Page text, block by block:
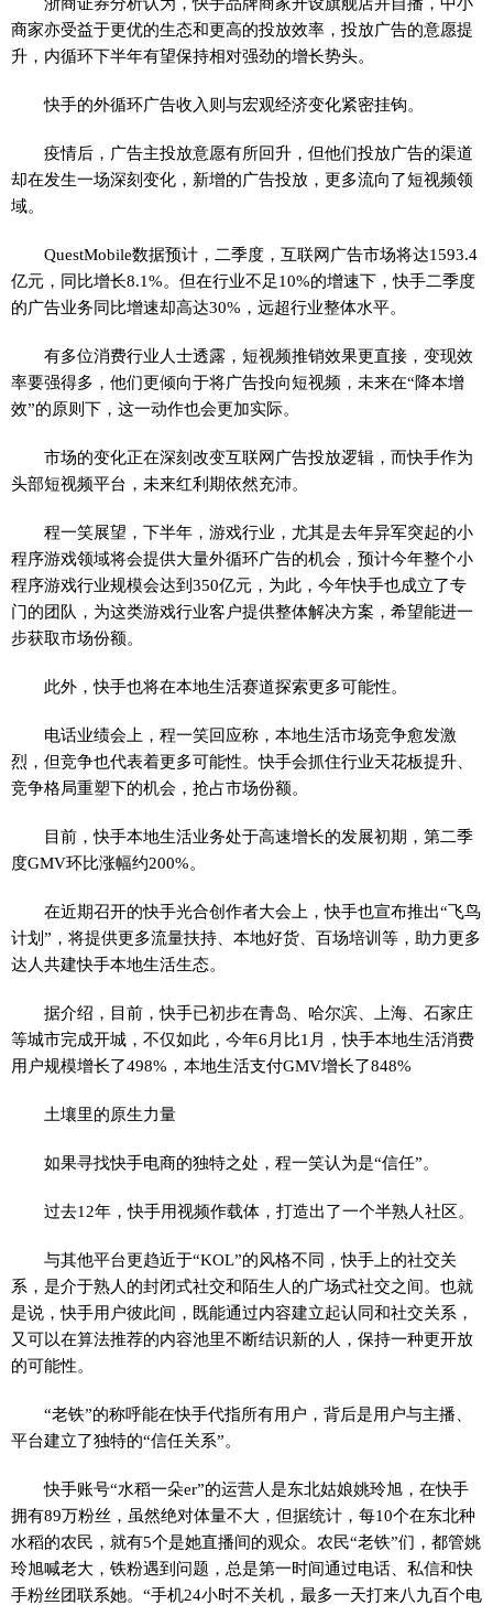
商家亦受益于更优的生态和更高的投放效率，投放广告的意愿提
升，内循环下半年有望保持相对强劲的增长势头。
快手的外循环广告收入则与宏观经济变化紧密挂钩。
疫情后，广告主投放意愿有所回升，但他们投放广告的渠道
却在发生一场深刻变化，新增的广告投放，更多流向了短视频领
域。
QuestMobile数据预计，二季度，互联网广告市场将达1593.4
亿元，同比增长8.1%。但在行业不足10%的增速下，快手二季度
的广告业务同比增速却高达30%，远超行业整体水平。
有多位消费行业人士透露，短视频推销效果更直接，变现效
率要强得多，他们更倾向于将广告投向短视频，未来在“降本增
效”的原则下，这一动作也会更加实际。
市场的变化正在深刻改变互联网广告投放逻辑，而快手作为
头部短视频平台，未来红利期依然充沛。
程一笑展望，下半年，游戏行业，尤其是去年异军突起的小
程序游戏领域将会提供大量外循环广告的机会，预计今年整个小
程序游戏行业规模会达到350亿元，为此，今年快手也成立了专
门的团队，为这类游戏行业客户提供整体解决方案，希望能进一
步获取市场份额。
此外，快手也将在本地生活赛道探索更多可能性。
电话业绩会上，程一笑回应称，本地生活市场竞争愈发激
烈，但竞争也代表着更多可能性。快手会抓住行业天花板提升、
竞争格局重塑下的机会，抢占市场份额。
目前，快手本地生活业务处于高速增长的发展初期，第二季
度GMV环比涨幅约200%。
在近期召开的快手光合创作者大会上，快手也宣布推出“飞鸟
计划”，将提供更多流量扶持、本地好货、百场培训等，助力更多
达人共建快手本地生活生态。
据介绍，目前，快手已初步在青岛、哈尔滨、上海、石家庄
等城市完成开城，不仅如此，今年6月比1月，快手本地生活消费
用户规模增长了498%，本地生活支付GMV增长了848%
土壤里的原生力量
如果寻找快手电商的独特之处，程一笑认为是“信任”。
过去12年，快手用视频作载体，打造出了一个半熟人社区。
与其他平台更趋近于“KOL”的风格不同，快手上的社交关
系，是介于熟人的封闭式社交和陌生人的广场式社交之间。也就
是说，快手用户彼此间，既能通过内容建立起认同和社交关系，
又可以在算法推荐的内容池里不断结识新的人，保持一种更开放
的可能性。
“老铁”的称呼能在快手代指所有用户，背后是用户与主播、
平台建立了独特的“信任关系”。
快手账号“水稻一朵er”的运营人是东北姑娘姚玲旭，在快手
拥有89万粉丝，虽然绝对体量不大，但据统计，每10个在东北种
水稻的农民，就有5个是她直播间的观众。农民“老铁”们，都管姚
玲旭喊老大，铁粉遇到问题，总是第一时间通过电话、私信和快
手粉丝团联系她。“手机24小时不关机，最多一天打来八九百个电